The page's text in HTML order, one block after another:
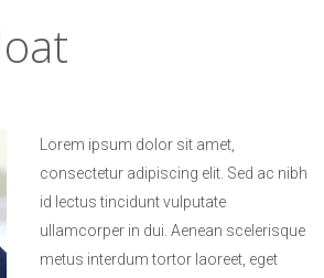
Lorem ipsum dolor sit amet,
consectetur adipiscing elit. Sed ac nibh
id lectus tincidunt vulputate
ullamcorper in dui. Aenean scelerisque
metus interdum tortor laoreet, eget